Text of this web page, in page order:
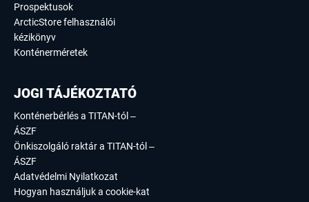
Prospektusok
ArcticStore felhasználói
kézikönyv
Konténerméretek
JOGI TÁJÉKOZTATÓ
Konténerbérlés a TITAN-tól –
ÁSZF
Önkiszolgáló raktár a TITAN-tól –
ÁSZF
Adatvédelmi Nyilatkozat
Hogyan használjuk a cookie-kat